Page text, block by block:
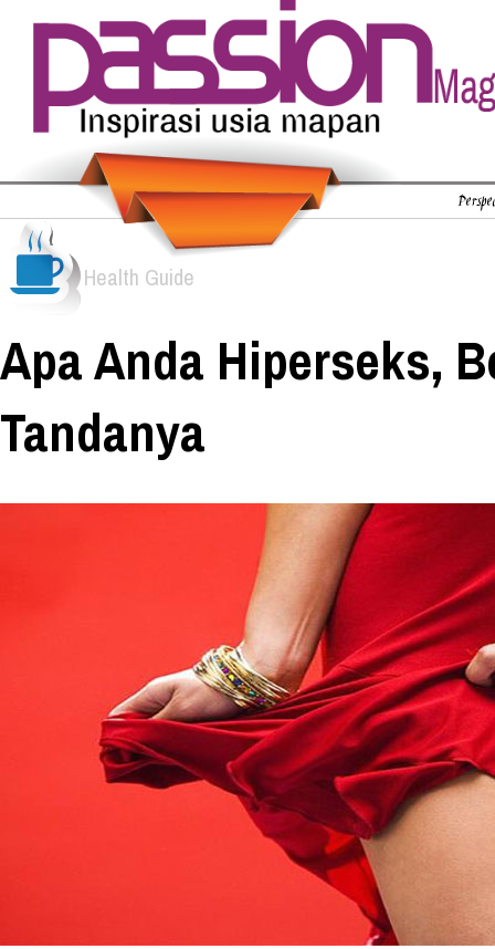
Health Guide
Apa Anda Hiperseks,
Tandanya